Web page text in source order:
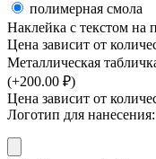
полимерная смола
Наклейка с текстом на
Цена зависит от
Металлическая
(+200.00 ₽)
Цена зависит от
Логотип для нанесения: